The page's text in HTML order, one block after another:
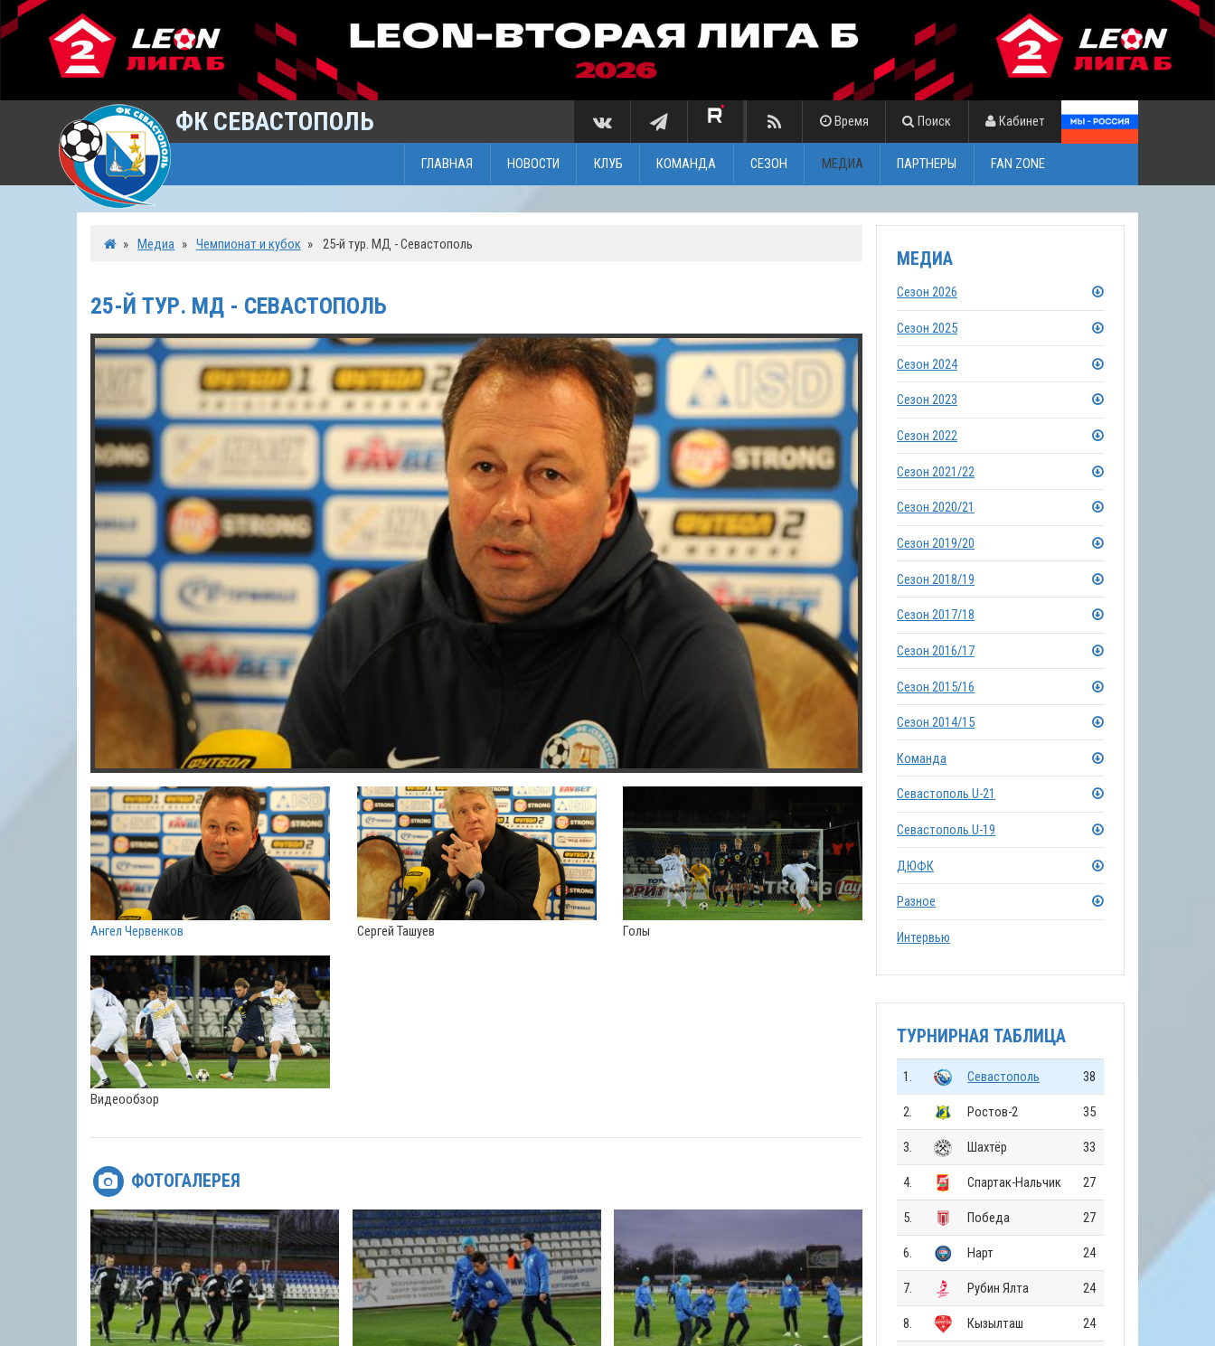
ФК СЕВАСТОПОЛЬ Время Поиск Кабинет
ГЛАВНАЯ НОВОСТИ КЛУБ КОМАНДА СЕЗОН МЕДИА ПАРТНЕРЫ FAN ZONE
» Медиа » Чемпионат и кубок » 25-й тур. МД - Севастополь
25-Й ТУР. МД - СЕВАСТОПОЛЬ
Ангел Червенков Сергей Ташуев Голы
Видеообзор
ФОТОГАЛЕРЕЯ
МЕДИА
Сезон 2026
Сезон 2025
Сезон 2024
Сезон 2023
Сезон 2022
Сезон 2021/22
Сезон 2020/21
Сезон 2019/20
Сезон 2018/19
Сезон 2017/18
Сезон 2016/17
Сезон 2015/16
Сезон 2014/15
Команда
Севастополь U-21
Севастополь U-19
ДЮФК
Разное
Интервью
ТУРНИРНАЯ ТАБЛИЦА
1. Севастополь 38
2. Ростов-2 35
3. Шахтёр 33
4. Спартак-Нальчик 27
5. Победа 27
6. Нарт 24
7. Рубин Ялта 24
8. Кызылташ 24